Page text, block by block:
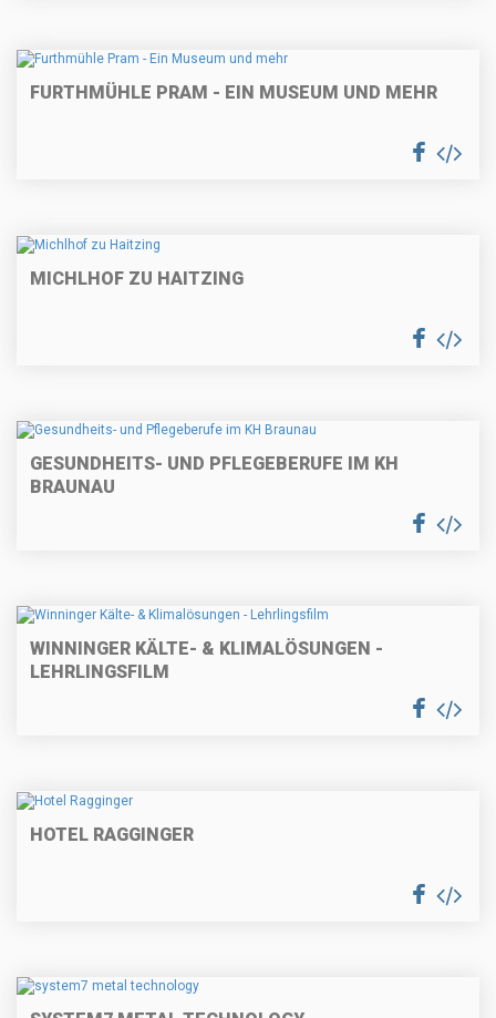
FURTHMÜHLE PRAM - EIN MUSEUM UND MEHR
MICHLHOF ZU HAITZING
GESUNDHEITS- UND PFLEGEBERUFE IM KH
BRAUNAU
WINNINGER KÄLTE- & KLIMA­LÖSUNGEN -
LEHRLINGSFILM
HOTEL RAGGINGER